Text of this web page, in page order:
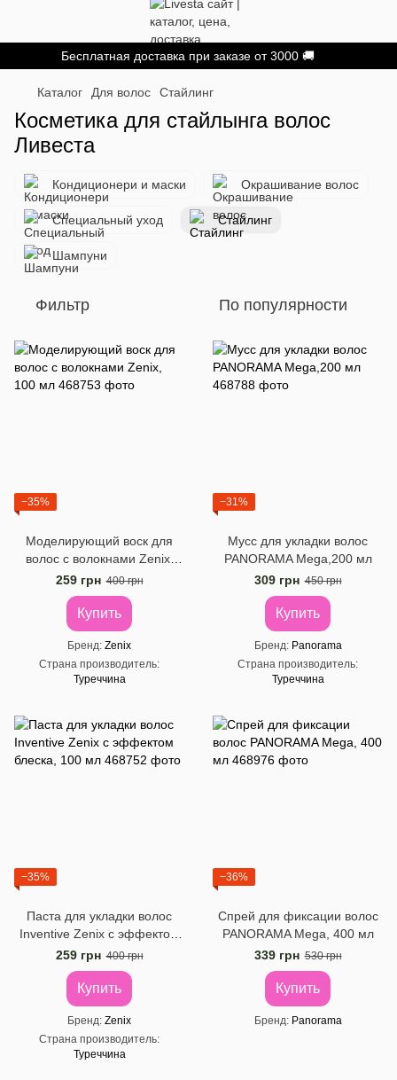
Бесплатная доставка при заказе от 3000 🚚
Каталог Для волос Стайлинг
Косметика для стайлынга волос
Ливеста
Кондиционери и маски Окрашивание волос
Специальный уход Стайлинг
Шампуни
Фильтр По популярности
−35%
Моделирующий воск для
волос с волокнами Zenix,
100 мл
259 грн 400 грн
Купить
Бренд Zenix
Страна производитель
Туреччина
−31%
Мусс для укладки волос
PANORAMA Mega,200 мл
309 грн 450 грн
Купить
Бренд
Panorama
Страна производитель
Туреччина
−35%
Паста для укладки волос
Inventive Zenix с эффектом
блеска, 100 мл
259 грн 400 грн
Купить
Бренд Zenix
Страна производитель
Туреччина
−36%
Спрей для фиксации волос
PANORAMA Mega, 400 мл
339 грн 530 грн
Купить
Бренд Panorama